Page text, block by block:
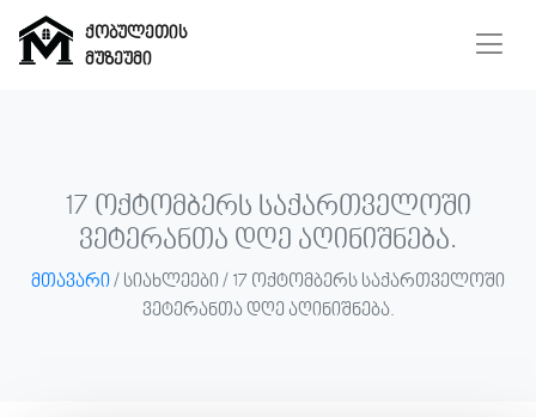
ქობულეთის
მუზეუმი
17 ოქტომბერს საქართველოში
ვეტერანთა დღე აღინიშნება.
მთავარი/ სიახლეები / 17 ოქტომბერს საქართველოში
ვეტერანთა დღე აღინიშნება.